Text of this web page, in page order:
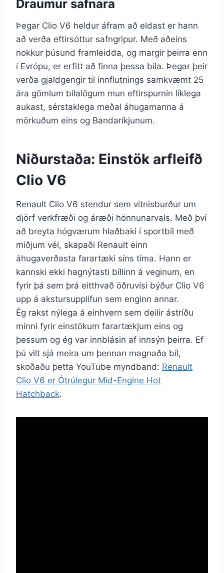
Draumur safnara
Þegar Clio V6 heldur áfram að eldast er hann
að verða eftirsóttur safngripur. Með aðeins
nokkur þúsund framleidda, og margir þeirra enn
í Evrópu, er erfitt að finna þessa bíla. Þegar þeir
verða gjaldgengir til innflutnings samkvæmt 25
ára gömlum bílalögum mun eftirspurnin líklega
aukast, sérstaklega meðal áhugamanna á
mörkuðum eins og Bandaríkjunum.
Niðurstaða: Einstök arfleifð
Clio V6
Renault Clio V6 stendur sem vitnisburður um
djörf verkfræði og áræði hönnunarvals. Með því
að breyta hógværum hlaðbaki í sportbíl með
miðjum vél, skapaði Renault einn
áhugaverðasta farartæki síns tíma. Hann er
kannski ekki hagnýtasti bíllinn á veginum, en
fyrir þá sem þrá eitthvað öðruvísi býður Clio V6
upp á akstursupplifun sem enginn annar.
Ég rakst nýlega á einhvern sem deilir ástríðu
minni fyrir einstökum farartækjum eins og
þessum og ég var innblásin af innsýn þeirra. Ef
þú vilt sjá meira um þennan magnaða bíl,
skoðaðu þetta YouTube myndband: Renault
Clio V6 er Ótrúlegur Mid-Engine Hot
Hatchback.